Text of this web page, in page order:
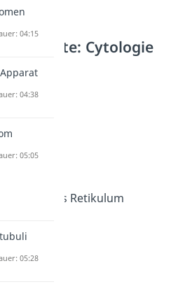
Inhalte: Cytologie
Retikulum
04:15
04:38
05:05
05:28